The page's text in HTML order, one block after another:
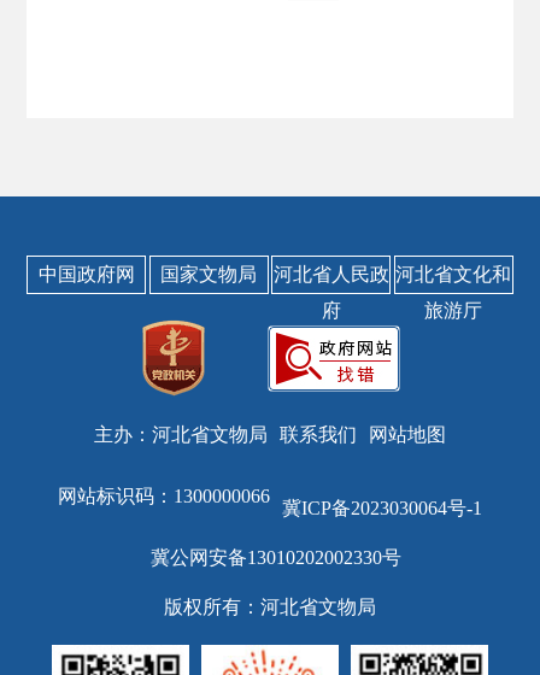
中国政府网 国家文物局
河北省人民政
府
河北省文化和
旅游厅
主办：河北省文物局 联系我们 网站地图
网站标识码：1300000066
冀ICP备2023030064号-1
冀公网安备13010202002330号
版权所有：河北省文物局